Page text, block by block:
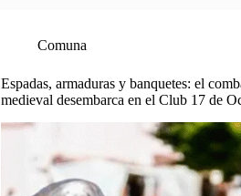
Comuna
Espadas, armaduras y banquetes: el
medieval desembarca en el Club 17 de